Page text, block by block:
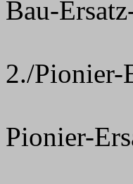
Bau-
2./Pionier-
Pionier-